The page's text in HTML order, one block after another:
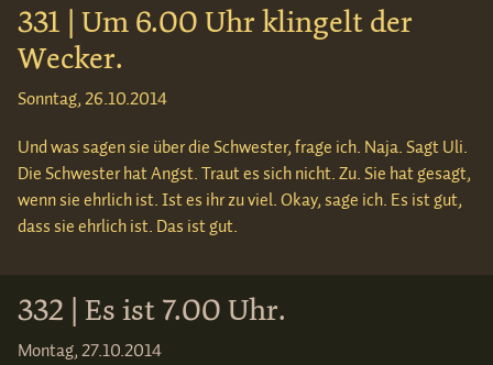
331 | Um 6.00 Uhr klingelt der
Wecker.
Sonntag, 26.10.2014
Und was sagen sie über die Schwester, frage ich. Naja. Sagt Uli.
Die Schwester hat Angst. Traut es sich nicht. Zu. Sie hat gesagt,
wenn sie ehrlich ist. Ist es ihr zu viel. Okay, sage ich. Es ist gut,
dass sie ehrlich ist. Das ist gut.
332 | Es ist 7.00 Uhr.
Montag, 27.10.2014